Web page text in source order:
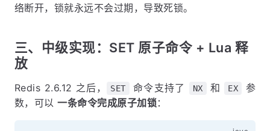
络断开，锁就永远不会过期，导致死锁。
三、中级实现：SET 原子命令 + Lua 释
放
Redis 2.6.12 之后， SET 命令支持了 NX 和 EX
参
数，可以一条命令完成原子加锁 ：